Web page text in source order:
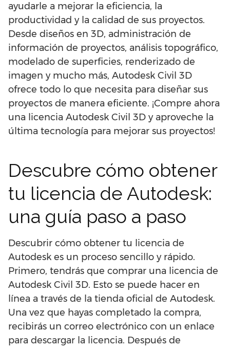
ayudarle a mejorar la eficiencia, la
productividad y la calidad de sus proyectos.
Desde diseños en 3D, administración de
información de proyectos, análisis topográfico,
modelado de superficies, renderizado de
imagen y mucho más, Autodesk Civil 3D
ofrece todo lo que necesita para diseñar sus
proyectos de manera eficiente. ¡Compre ahora
una licencia Autodesk Civil 3D y aproveche la
última tecnología para mejorar sus proyectos!
Descubre cómo obtener
tu licencia de Autodesk:
una guía paso a paso
Descubrir cómo obtener tu licencia de
Autodesk es un proceso sencillo y rápido.
Primero, tendrás que comprar una licencia de
Autodesk Civil 3D. Esto se puede hacer en
línea a través de la tienda oficial de Autodesk.
Una vez que hayas completado la compra,
recibirás un correo electrónico con un enlace
para descargar la licencia. Después de